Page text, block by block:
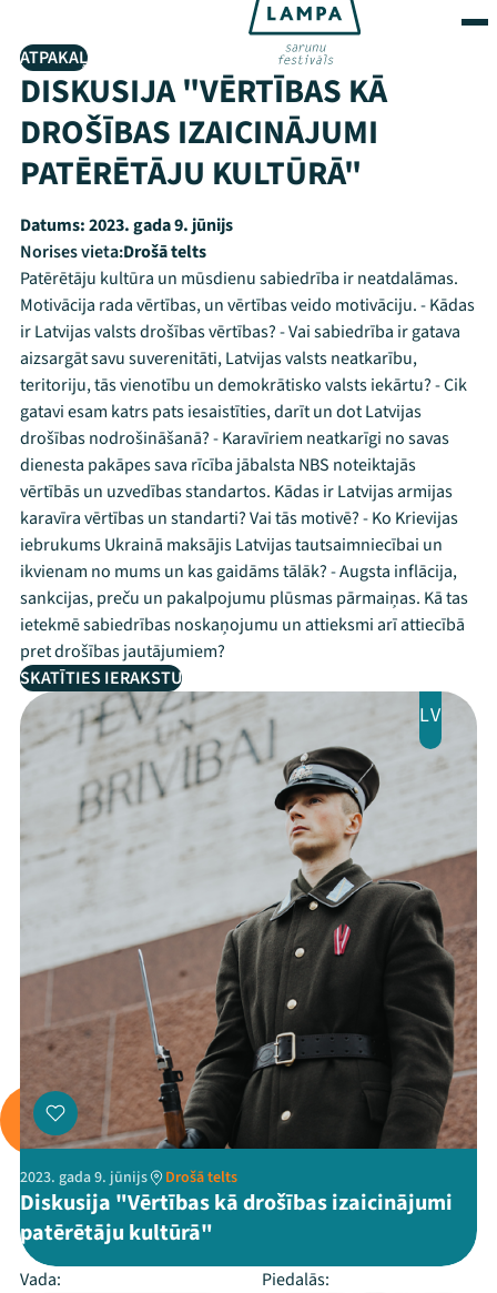
ATPAKAĻ
DISKUSIJA "VĒRTĪBAS KĀ
DROŠĪBAS IZAICINĀJUMI
PATĒRĒTĀJU KULTŪRĀ"
Datums:2023. gada 9. jūnijs
Norises vieta:Drošā telts
Patērētāju kultūra un mūsdienu sabiedrība ir neatdalāmas.
Motivācija rada vērtības, un vērtības veido motivāciju. - Kādas
ir Latvijas valsts drošības vērtības? - Vai sabiedrība ir gatava
aizsargāt savu suverenitāti, Latvijas valsts neatkarību,
teritoriju, tās vienotību un demokrātisko valsts iekārtu? - Cik
gatavi esam katrs pats iesaistīties, darīt un dot Latvijas
drošības nodrošināšanā? - Karavīriem neatkarīgi no savas
dienesta pakāpes sava rīcība jābalsta NBS noteiktajās
vērtībās un uzvedības standartos. Kādas ir Latvijas armijas
karavīra vērtības un standarti? Vai tās motivē? - Ko Krievijas
iebrukums Ukrainā maksājis Latvijas tautsaimniecībai un
ikvienam no mums un kas gaidāms tālāk? - Augsta inflācija,
sankcijas, preču un pakalpojumu plūsmas pārmaiņas. Kā tas
ietekmē sabiedrības noskaņojumu un attieksmi arī attiecībā
pret drošības jautājumiem?
SKATĪTIES IERAKSTU
LV
2023. gada 9. jūnijs Drošā telts
Diskusija "Vērtības kā drošības izaicinājumi
patērētāju kultūrā"
Vada: Piedalās: